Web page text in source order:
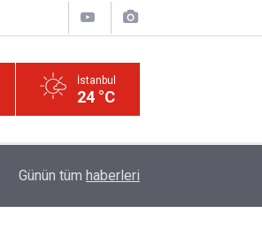
İstanbul
24 °C
de O’dur, ağlatan da O’dur, öldüren de
Günün tüm haberleri